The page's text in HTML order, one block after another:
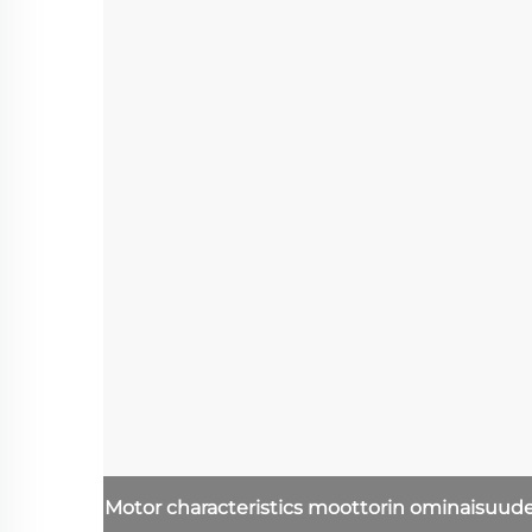
Motor characteristics moottorin